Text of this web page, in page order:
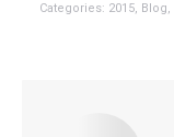
Categories: 2015, Blog,